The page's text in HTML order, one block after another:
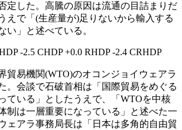
定した。高騰の原因は流通の目詰まりだ
えで「(生産量が)足りないから輸入する
い」と述べている。
-2.5 CHDP +0.0 RHDP -2.4 CRHDP
貿易機関(WTO)のオコンジョイウェアラ
。会談で石破首相は「国際貿易をめぐる
ている」としたうえで、「WTOを中核
制は一層重要になっている」と述べた一
ェアラ事務局長は「日本は多角的自由貿